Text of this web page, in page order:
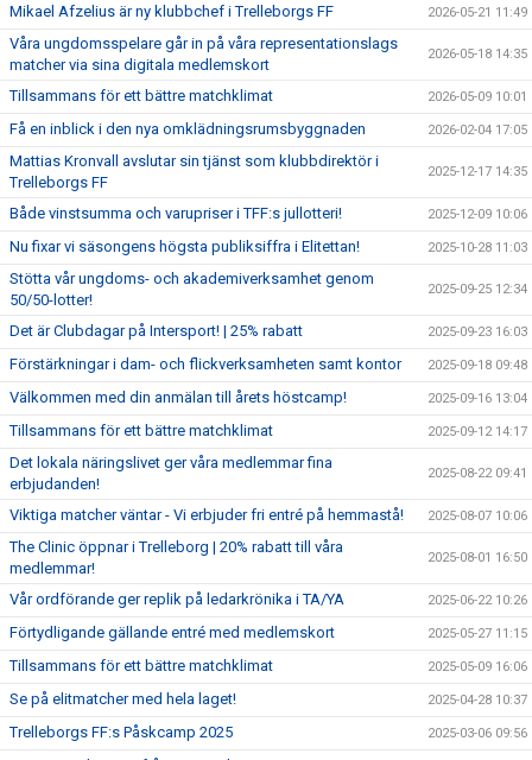
Mikael Afzelius är ny klubbchef i Trelleborgs FF 2026-05-21 11:49
Våra ungdomsspelare går in på våra representationslags
matcher via sina digitala medlemskort
2026-05-18 14:35
Tillsammans för ett bättre matchklimat 2026-05-09 10:01
Få en inblick i den nya omklädningsrumsbyggnaden 2026-02-04 17:05
Mattias Kronvall avslutar sin tjänst som klubbdirektör i
Trelleborgs FF
2025-12-17 14:35
Både vinstsumma och varupriser i TFF:s jullotteri! 2025-12-09 10:06
Nu fixar vi säsongens högsta publiksiffra i Elitettan! 2025-10-28 11:03
Stötta vår ungdoms- och akademiverksamhet genom
50/50-lotter!
2025-09-25 12:34
Det är Clubdagar på Intersport! | 25% rabatt 2025-09-23 16:03
Förstärkningar i dam- och flickverksamheten samt kontor 2025-09-18 09:48
Välkommen med din anmälan till årets höstcamp! 2025-09-16 13:04
Tillsammans för ett bättre matchklimat 2025-09-12 14:17
Det lokala näringslivet ger våra medlemmar fina
erbjudanden!
2025-08-22 09:41
Viktiga matcher väntar - Vi erbjuder fri entré på hemmastå! 2025-08-07 10:06
The Clinic öppnar i Trelleborg | 20% rabatt till våra
medlemmar!
2025-08-01 16:50
Vår ordförande ger replik på ledarkrönika i TA/YA 2025-06-22 10:26
Förtydligande gällande entré med medlemskort 2025-05-27 11:15
Tillsammans för ett bättre matchklimat 2025-05-09 16:06
Se på elitmatcher med hela laget! 2025-04-28 10:37
Trelleborgs FF:s Påskcamp 2025 2025-03-06 09:56